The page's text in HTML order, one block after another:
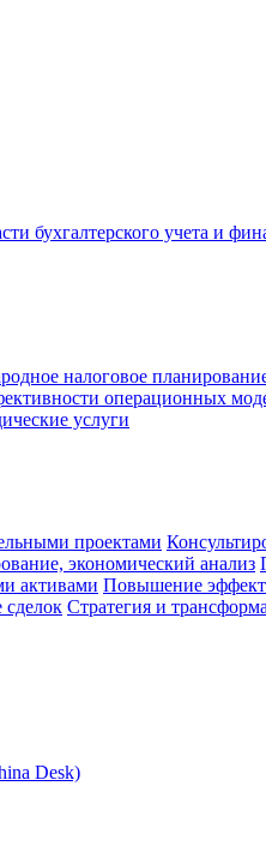
бухгалтерского учета и
налоговое
операционных
услуги
проектами
экономический анализ
активами Повышение
Стратегия и
Desk)